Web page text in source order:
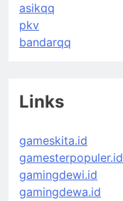
asikqq
pkv
bandarqq
Links
gameskita.id
gamesterpopuler.id
gamingdewi.id
gamingdewa.id